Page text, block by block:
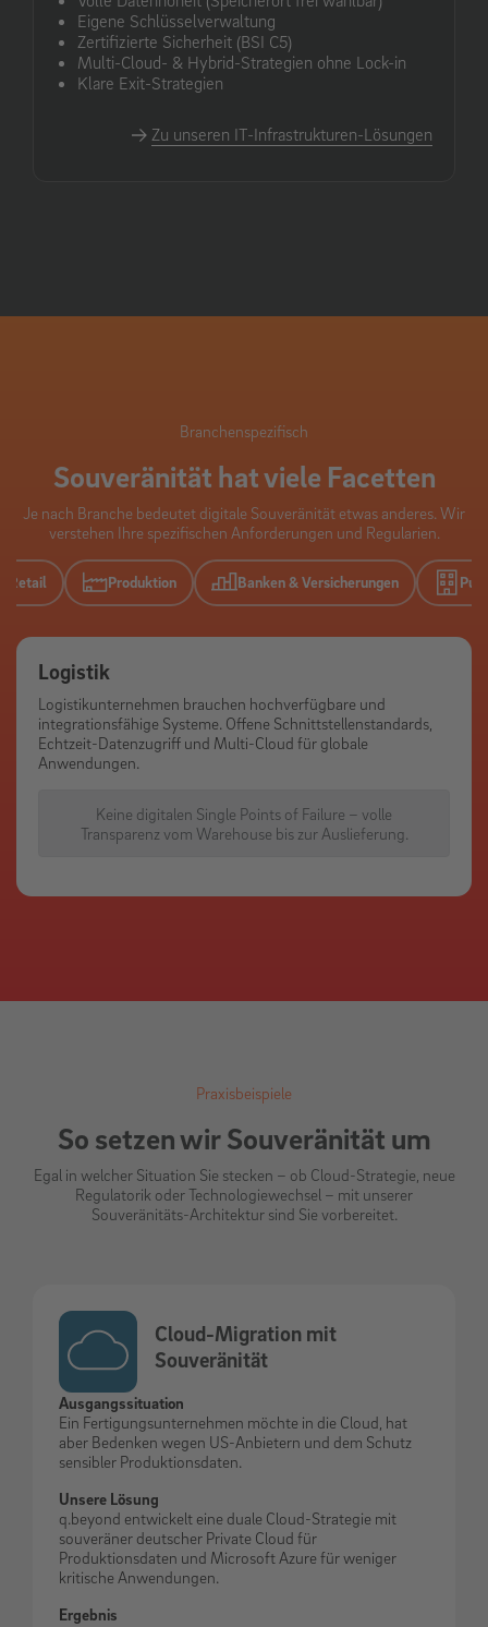
Eigene Schlüsselverwaltung
Zertifizierte Sicherheit (BSI C5)
Multi-Cloud- & Hybrid-Strategien ohne Lock-in
Klare Exit-Strategien
Zu unseren IT-Infrastrukturen-Lösungen
Branchenspezifisch
Souveränität hat viele Facetten
Je nach Branche bedeutet digitale Souveränität etwas anderes. Wir
verstehen Ihre spezifischen Anforderungen und Regularien.
Retail Produktion Banken & Versicherungen
Logistik
Logistikunternehmen brauchen hochverfügbare und
integrationsfähige Systeme. Offene Schnittstellenstandards,
Echtzeit-Datenzugriff und Multi-Cloud für globale
Anwendungen.
Keine digitalen Single Points of Failure – volle
Transparenz vom Warehouse bis zur Auslieferung.
Praxisbeispiele
So setzen wir Souveränität um
Egal in welcher Situation Sie stecken – ob Cloud-Strategie, neue
Regulatorik oder Technologiewechsel – mit unserer
Souveränitäts-Architektur sind Sie vorbereitet.
Cloud-Migration mit
Souveränität
Ausgangssituation
Ein Fertigungsunternehmen möchte in die Cloud, hat
aber Bedenken wegen US-Anbietern und dem Schutz
sensibler Produktionsdaten.
Unsere Lösung
q.beyond entwickelt eine duale Cloud-Strategie mit
souveräner deutscher Private Cloud für
Produktionsdaten und Microsoft Azure für weniger
kritische Anwendungen.
Ergebnis